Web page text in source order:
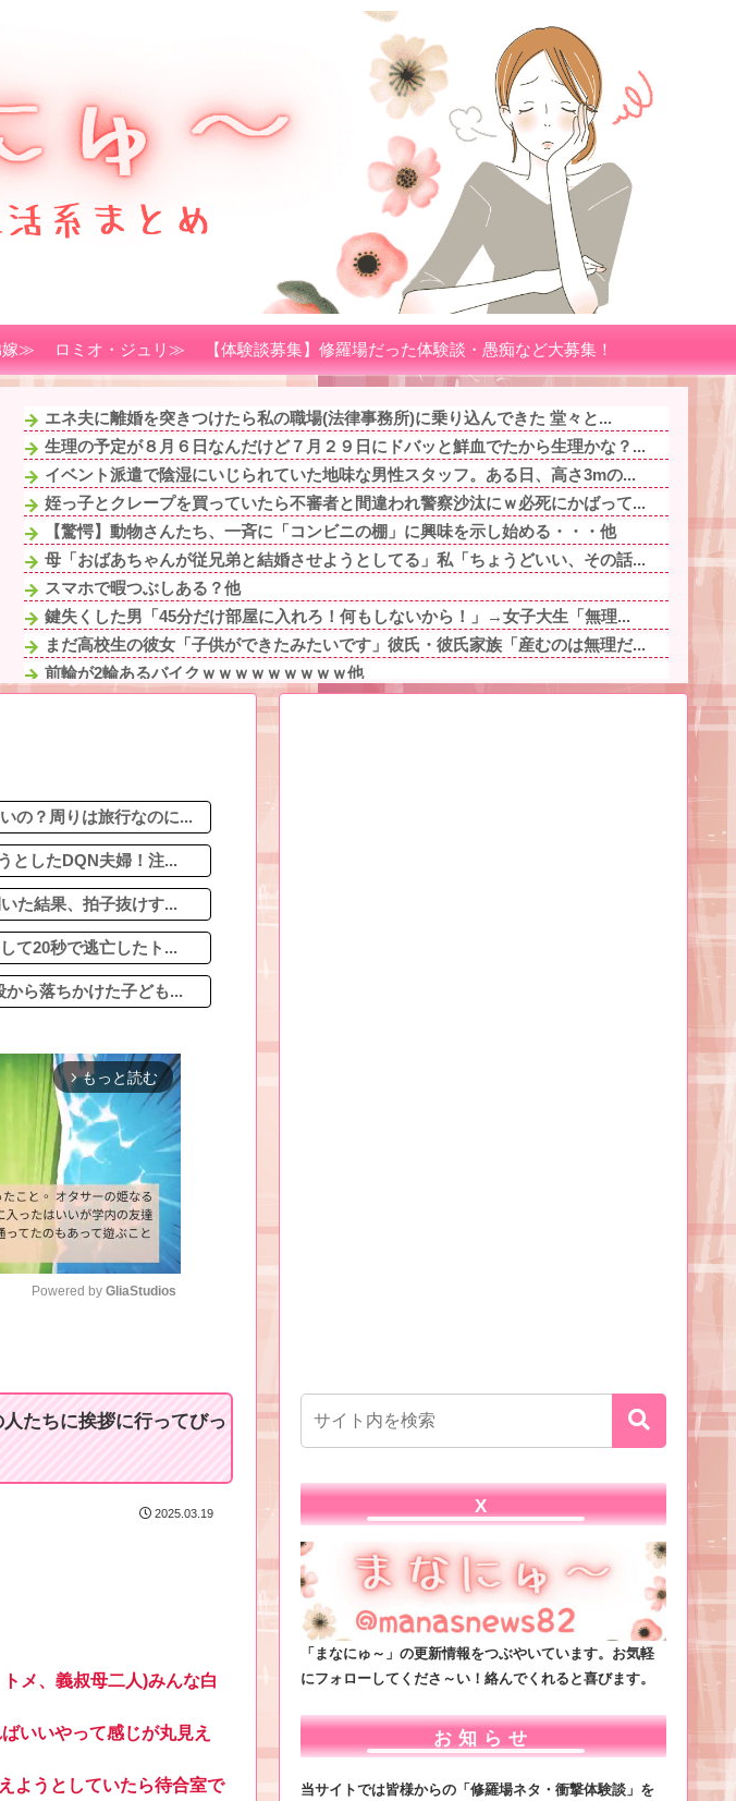
嫁≫ ロミオ・ジュリ≫ 【体験談募集】修羅場だった体験談・愚痴など大募集！
エネ夫に離婚を突きつけたら私の職場(法律事務所)に乗り込んできた 堂々と...
生理の予定が８月６日なんだけど７月２９日にドバッと鮮血でたから生理かな？...
イベント派遣で陰湿にいじられていた地味な男性スタッフ。ある日、高さ3mの...
姪っ子とクレープを買っていたら不審者と間違われ警察沙汰にｗ必死にかばって...
【驚愕】動物さんたち、一斉に「コンビニの棚」に興味を示し始める・・・他
母「おばあちゃんが従兄弟と結婚させようとしてる」私「ちょうどいい、その話...
スマホで暇つぶしある？他
鍵失くした男「45分だけ部屋に入れろ！何もしないから！」→女子大生「無理...
まだ高校生の彼女「子供ができたみたいです」彼氏・彼氏家族「産むのは無理だ...
前輪が2輪あるバイクｗｗｗｗｗｗｗｗｗ他
未だに夫が奨学金を背負ってるんだけど、義両親が旅行や趣味に勤しんでるのを...
ヤニねこ・みぃちゃん・のあ先輩・もちづきさん「結婚してください！」←どう...
の？周りは旅行なのに...
としたDQN夫婦！注...
た結果、拍子抜けす...
て20秒で逃亡したト...
ら落ちかけた子ども...
arrow_forward_ios もっと読む
t
Powered by GliaStudios
たちに挨拶に行ってびっ
2025.03.19
メ、義叔母二人)みんな白
いいやって感じが丸見え
ようとしていたら待合室で
X
「まなにゅ～」の更新情報をつぶやいています。お気軽
にフォローしてくださ～い！絡んでくれると喜びます。
お知らせ
当サイトでは皆様からの「修羅場ネタ・衝撃体験談」を